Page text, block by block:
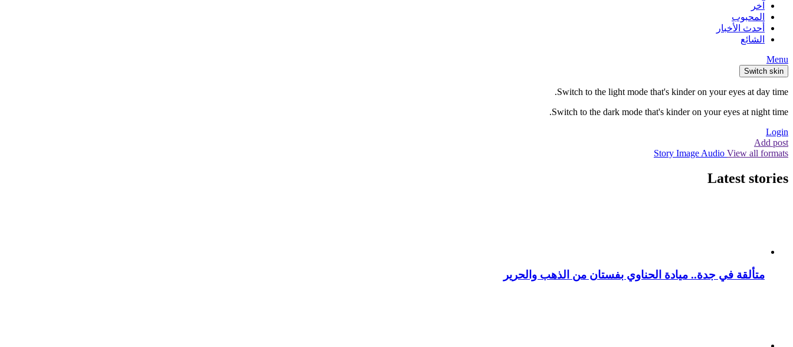
آخر
المحبوب
أحدث الأخبار
الشائع
Menu
Switch skin
Switch to the light mode that's kinder on your eyes at day time.
Switch to the dark mode that's kinder on your eyes at night time.
Login
Add post
Story Image Audio View all formats
Latest stories
متألقة في جدة.. ميادة الحناوي بفستان من الذهب والحرير